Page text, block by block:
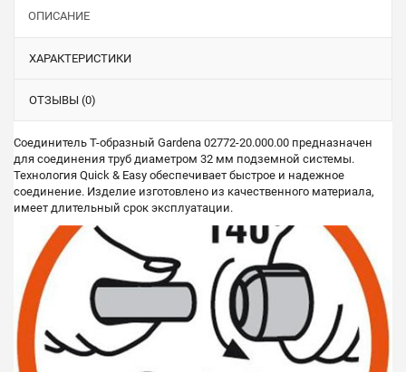
ОПИСАНИЕ
ХАРАКТЕРИСТИКИ
ОТЗЫВЫ (0)
Соединитель Т-образный Gardena 02772-20.000.00 предназначен
для соединения труб диаметром 32 мм подземной системы.
Технология Quick & Easy обеспечивает быстрое и надежное
соединение. Изделие изготовлено из качественного материала,
имеет длительный срок эксплуатации.